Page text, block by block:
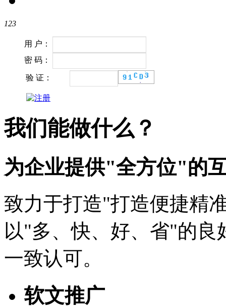
123
用 户：
密 码：
验 证：
我们能做什么？
为企业提供"全方位"的
致力于打造"打造便捷精
以"多、快、好、省"的良
一致认可。
软文推广